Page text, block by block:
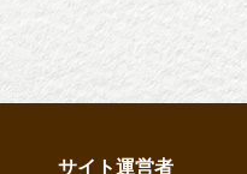
サイト運営者